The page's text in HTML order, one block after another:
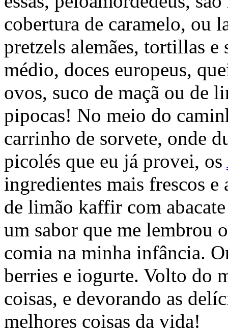
cobertura de caramelo, ou
pretzels alemães, tortillas e
médio, doces europeus,
ovos, suco de maçã ou de
pipocas! No meio do
carrinho de sorvete, onde
picolés que eu já provei, os
ingredientes mais frescos e
de limão kaffir com
um sabor que me lembrou
comia na minha infância.
berries e iogurte. Volto do
coisas, e devorando as
melhores coisas da vida!